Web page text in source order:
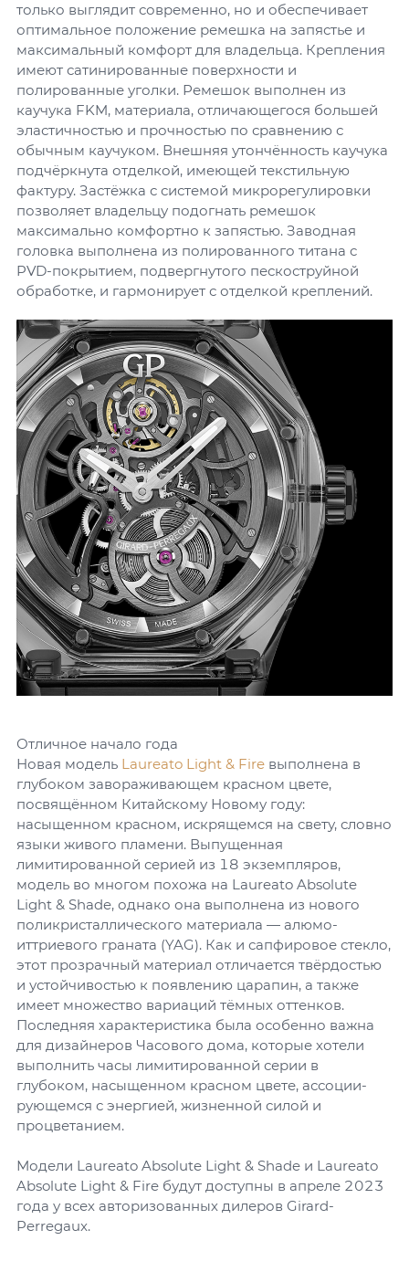
только выглядит современно, но и обеспечивает
оптимальное положение ремешка на запястье и
максимальный комфорт для владельца. Крепления
имеют сатинированные поверхности и
полированные уголки. Ремешок выполнен из
каучука FKM, материала, отличающегося большей
эластичностью и прочностью по сравнению с
обычным каучуком. Внешняя утончённость каучука
подчёркнута отделкой, имеющей текстильную
фактуру. Застёжка с системой микрорегулировки
позволяет владельцу подогнать ремешок
максимально комфортно к запястью. Заводная
головка выполнена из полированного титана с
PVD-покрытием, подвергнутого пескоструйной
обработке, и гармонирует с отделкой креплений.
Отличное начало года
Новая модель Laureato Light & Fire выполнена в
глубоком завораживающем красном цвете,
посвящённом Китайскому Новому году:
насыщенном красном, искрящемся на свету, словно
языки живого пламени. Выпущенная
лимитированной серией из 18 экземпляров,
модель во многом похожа на Laureato Absolute
Light & Shade, однако она выполнена из нового
поликристаллического материала — алюмо-
иттриевого граната (YAG). Как и сапфировое стекло,
этот прозрачный материал отличается твёрдостью
и устойчивостью к появлению царапин, а также
имеет множество вариаций тёмных оттенков.
Последняя характеристика была особенно важна
для дизайнеров Часового дома, которые хотели
выполнить часы лимитированной серии в
глубоком, насыщенном красном цвете, ассоции-
рующемся с энергией, жизненной силой и
процветанием.
Модели Laureato Absolute Light & Shade и Laureato
Absolute Light & Fire будут доступны в апреле 2023
года у всех авторизованных дилеров Girard-
Perregaux.